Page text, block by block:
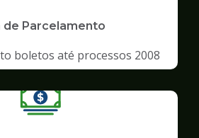
de Parcelamento
boletos até processos 2008